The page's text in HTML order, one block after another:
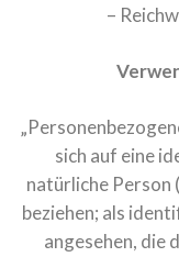
–
sich auf eine
natürliche Person
beziehen; als
angesehen, die